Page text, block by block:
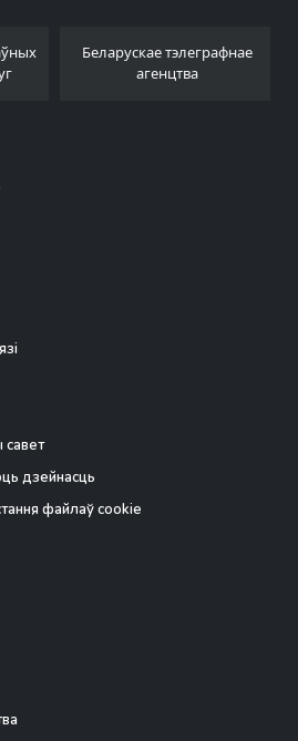
Беларускае тэлеграфнае
агенцтва
савет
дзейнасць
файлаў cookie